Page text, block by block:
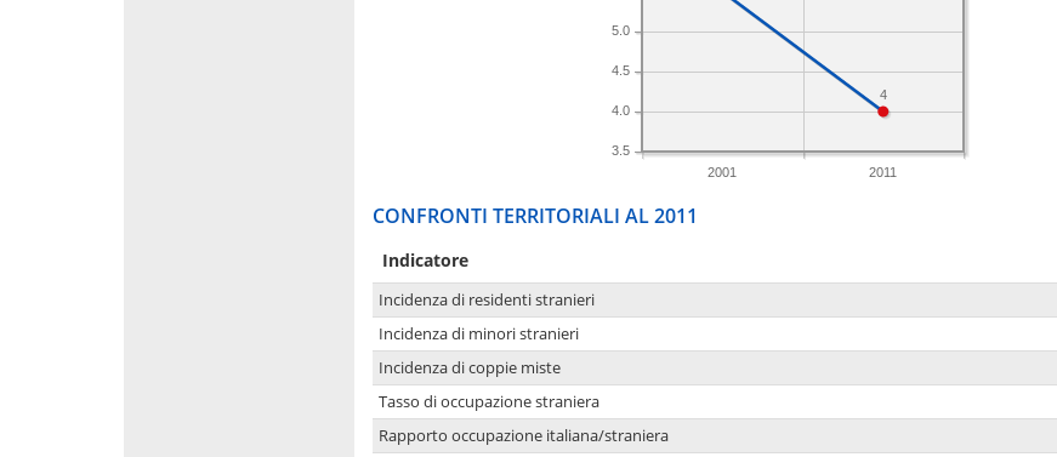
2001 2011
3.5
4.0
4.5
5.0
4
CONFRONTI TERRITORIALI AL 2011
Indicatore
Incidenza di residenti stranieri
Incidenza di minori stranieri
Incidenza di coppie miste
Tasso di occupazione straniera
Rapporto occupazione italiana/straniera